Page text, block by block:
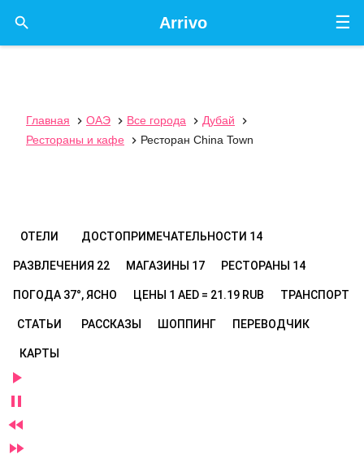
☰
Arrivo

Главная  ОАЭ  Все города  Дубай

Рестораны и кафе
 Ресторан China Town
ОТЕЛИ ДОСТОПРИМЕЧАТЕЛЬНОСТИ 14
РАЗВЛЕЧЕНИЯ 22 МАГАЗИНЫ 17 РЕСТОРАНЫ 14
ПОГОДА 37°, ЯСНО ЦЕНЫ 1 AED = 21.19 RUB ТРАНСПОРТ
СТАТЬИ РАССКАЗЫ ШОППИНГ ПЕРЕВОДЧИК
КАРТЫ



